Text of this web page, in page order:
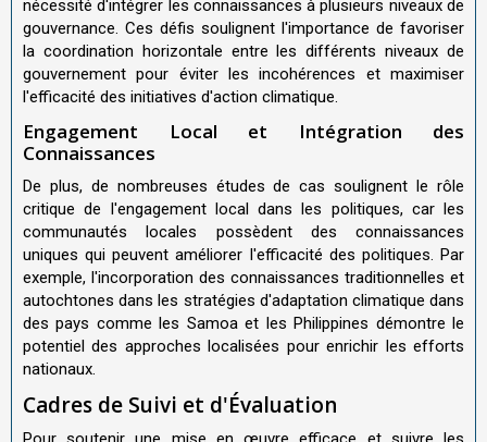
nécessité d'intégrer les connaissances à plusieurs niveaux de
gouvernance. Ces défis soulignent l'importance de favoriser
la coordination horizontale entre les différents niveaux de
gouvernement pour éviter les incohérences et maximiser
l'efficacité des initiatives d'action climatique.
Engagement Local et Intégration des
Connaissances
De plus, de nombreuses études de cas soulignent le rôle
critique de l'engagement local dans les politiques, car les
communautés locales possèdent des connaissances
uniques qui peuvent améliorer l'efficacité des politiques. Par
exemple, l'incorporation des connaissances traditionnelles et
autochtones dans les stratégies d'adaptation climatique dans
des pays comme les Samoa et les Philippines démontre le
potentiel des approches localisées pour enrichir les efforts
nationaux.
Cadres de Suivi et d'Évaluation